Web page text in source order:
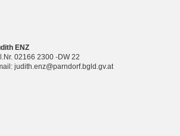
ENZ
02166 2300 -DW 22
judith.enz@parndorf.bgld.gv.at